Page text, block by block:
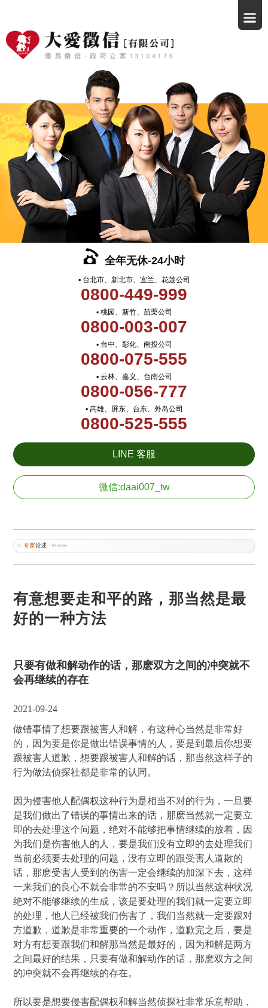
全年无休-24小时
▪ 台北市、新北市、宜兰、花莲公司
0800-449-999
▪ 桃园、新竹、苗栗公司
0800-003-007
▪ 台中、彰化、南投公司
0800-075-555
▪ 云林、嘉义、台南公司
0800-056-777
▪ 高雄、屏东、台东、外岛公司
0800-525-555
LINE 客服
微信:daai007_tw
有意想要走和平的路，那当然是最
好的一种方法
只要有做和解动作的话，那麽双方之间的冲突就不
会再继续的存在
2021-09-24
做错事情了想要跟被害人和解，有这种心当然是非常好
的，因为要是你是做出错误事情的人，要是到最后你想要
跟被害人道歉，想要跟被害人和解的话，那当然这样子的
行为做法侦探社都是非常的认同。
因为侵害他人配偶权这种行为是相当不对的行为，一旦要
是我们做出了错误的事情出来的话，那麽当然就一定要立
即的去处理这个问题，绝对不能够把事情继续的放着，因
为我们是伤害他人的人，要是我们没有立即的去处理我们
当前必须要去处理的问题，没有立即的跟受害人道歉的
话，那麽受害人受到的伤害一定会继续的加深下去，这样
一来我们的良心不就会非常的不安吗？所以当然这种状况
绝对不能够继续的生成，该是要处理的我们就一定要立即
的处理，他人已经被我们伤害了，我们当然就一定要跟对
方道歉，道歉是非常重要的一个动作，道歉完之后，要是
对方有想要跟我们和解那当然是最好的，因为和解是两方
之间最好的结果，只要有做和解动作的话，那麽双方之间
的冲突就不会再继续的存在。
所以要是想要侵害配偶权和解当然侦探社非常乐意帮助，